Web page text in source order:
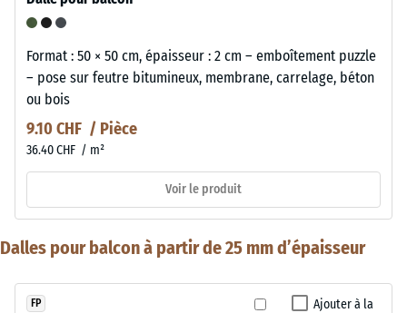
Format : 50 × 50 cm, épaisseur : 2 cm – emboîtement puzzle
– pose sur feutre bitumineux, membrane, carrelage, béton
ou bois
9.10 CHF / Pièce
36.40 CHF / m²
Voir le produit
Dalles pour balcon à partir de 25 mm d’épaisseur
Ajouter à la
FP